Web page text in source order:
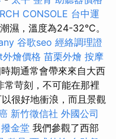
CONSOLE 台中運
濕，溫度為24-32°C。
谷歌seo 經絡調理證
燴價格 苗栗外燴 按摩
期通常會帶來來自大西
常苛刻，不可能在那裡
很好地衝浪，而且景觀
新竹徵信社 外國公司
撥金堂 我們參觀了西部